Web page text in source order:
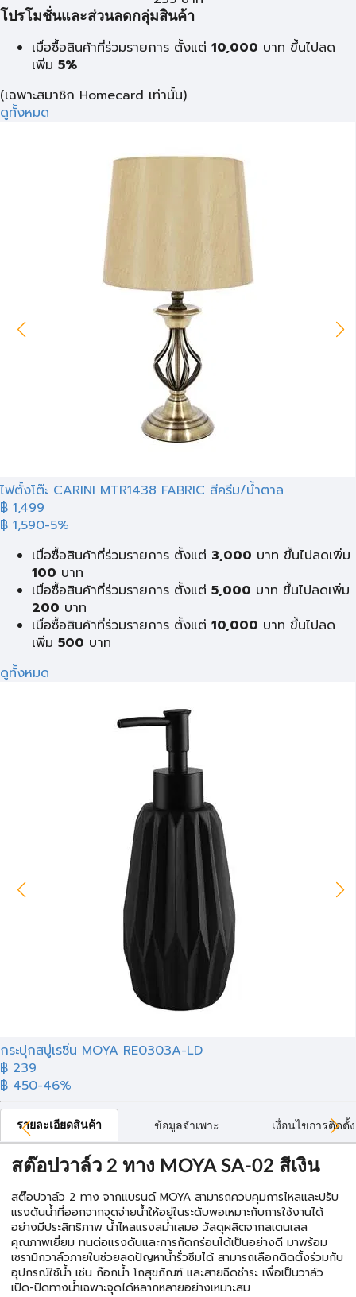
โปรโมชั่นและส่วนลดกลุ่มสินค้า
เมื่อซื้อสินค้าที่ร่วมรายการ ตั้งแต่ 10,000 บาท ขึ้นไปลด
เพิ่ม 5%
(เฉพาะสมาชิก Homecard เท่านั้น)
ดูทั้งหมด
ไฟตั้งโต๊ะ CARINI MTR1438 FABRIC สีครีม/น้ำตาล
฿ 1,499
฿ 1,590-5%
เมื่อซื้อสินค้าที่ร่วมรายการ ตั้งแต่ 3,000 บาท ขึ้นไปลดเพิ่ม
100 บาท
เมื่อซื้อสินค้าที่ร่วมรายการ ตั้งแต่ 5,000 บาท ขึ้นไปลดเพิ่ม
200 บาท
เมื่อซื้อสินค้าที่ร่วมรายการ ตั้งแต่ 10,000 บาท ขึ้นไปลด
เพิ่ม 500 บาท
ดูทั้งหมด
กระปุกสบู่เรซิ่น MOYA RE0303A-LD
฿ 239
฿ 450-46%
รายละเอียดสินค้า ข้อมูลจำเพาะ เงื่อนไขการติดตั้ง
สต๊อปวาล์ว 2 ทาง MOYA SA-02 สีเงิน
สต๊อปวาล์ว 2 ทาง จากแบรนด์ MOYA สามารถควบคุมการไหลและปรับ
แรงดันน้ำที่ออกจากจุดจ่ายน้ำให้อยู่ในระดับพอเหมาะกับการใช้งานได้
อย่างมีประสิทธิภาพ น้ำไหลแรงสม่ำเสมอ วัสดุผลิตจากสเตนเลส
คุณภาพเยี่ยม ทนต่อแรงดันและการกัดกร่อนได้เป็นอย่างดี มาพร้อม
เซรามิกวาล์วภายในช่วยลดปัญหาน้ำรั่วซึมได้ สามารถเลือกติดตั้งร่วมกับ
อุปกรณ์ใช้น้ำ เช่น ก๊อกน้ำ โถสุขภัณฑ์ และสายฉีดชำระ เพื่อเป็นวาล์ว
เปิด-ปิดทางน้ำเฉพาะจุดได้หลากหลายอย่างเหมาะสม